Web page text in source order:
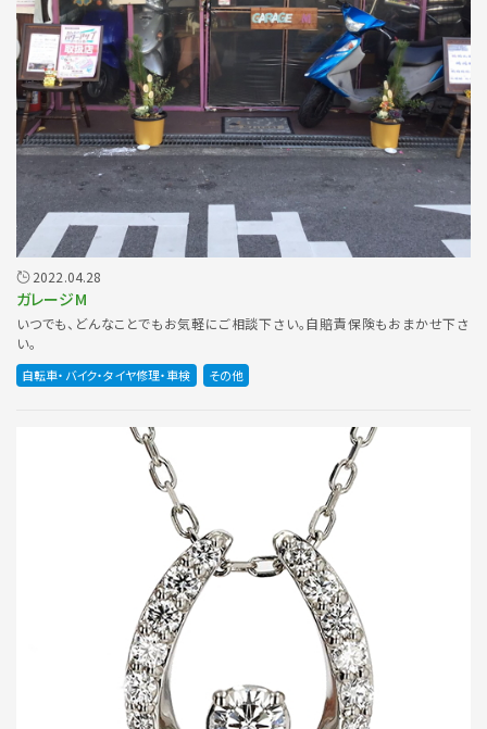
2022.04.28
ガレージM
いつでも、どんなことでもお気軽にご相談下さい。自賠責保険もおまかせ下さ
い。
自転車・バイク・タイヤ修理・車検 その他